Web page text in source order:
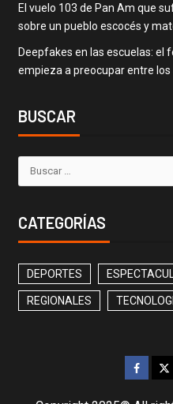
El vuelo 103 de Pan Am que
sobre un pueblo escocés y
Deepfakes en las escuelas: el
empieza a preocupar entre
BUSCAR
CATEGORÍAS
DEPORTES
REGIONALES